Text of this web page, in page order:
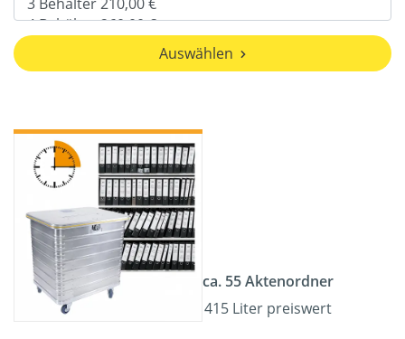
Auswählen
ca. 55 Aktenordner
415 Liter preiswert